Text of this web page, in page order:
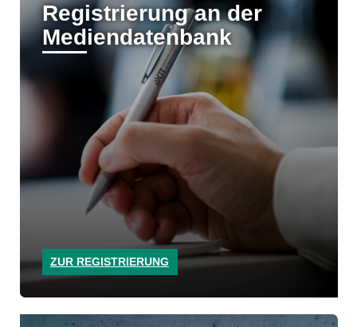
Registrierung an der
Mediendatenbank
ZUR REGISTRIERUNG